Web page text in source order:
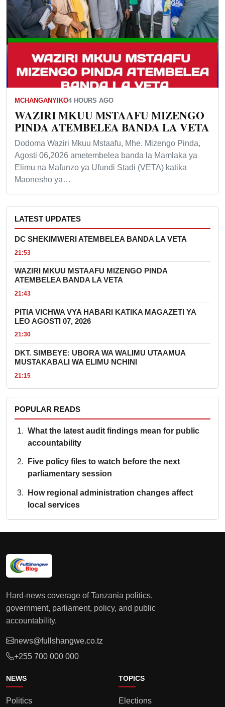
MCHANGANYIKO4 HOURS AGO
WAZIRI MKUU MSTAAFU MIZENGO
PINDA ATEMBELEA BANDA LA VETA
Dodoma Waziri Mkuu Mstaafu, Mhe. Mizengo Pinda,
Agosti 06,2026 ametembelea banda la Mamlaka ya
Elimu na Mafunzo ya Ufundi Stadi (VETA) katika
Maonesho ya…
LATEST UPDATES
DC SHEKIMWERI ATEMBELEA BANDA LA VETA
21:53
WAZIRI MKUU MSTAAFU MIZENGO PINDA
ATEMBELEA BANDA LA VETA
21:43
PITIA VICHWA VYA HABARI KATIKA MAGAZETI YA
LEO AGOSTI 07, 2026
21:30
DKT. SIMBEYE: UBORA WA WALIMU UTAAMUA
MUSTAKABALI WA ELIMU NCHINI
21:15
POPULAR READS
What the latest audit findings mean for public
accountability
Five policy files to watch before the next
parliamentary session
How regional administration changes affect
local services
Hard-news coverage of Tanzania politics,
government, parliament, policy, and public
accountability.
news@fullshangwe.co.tz
+255 700 000 000
NEWS
Politics
TOPICS
Elections